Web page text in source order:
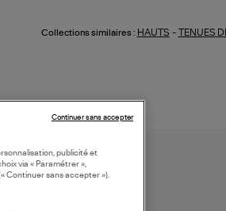
Collections similaires : HAUTS - TENUES
publicité et
via « Paramétrer »,
Continuer sans accepter »).
Continuer sans accepter